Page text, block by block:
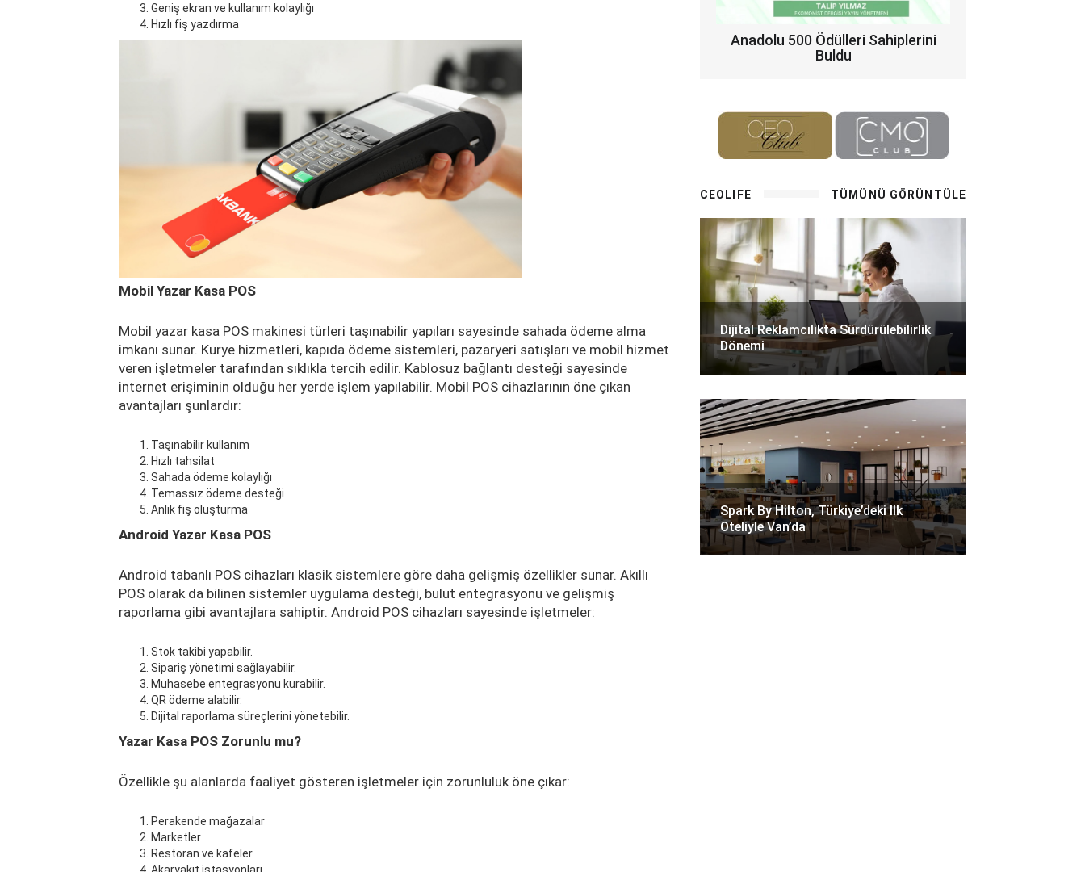
Geniş ekran ve kullanım kolaylığı
Hızlı fiş yazdırma
Mobil Yazar Kasa POS
Mobil yazar kasa POS makinesi türleri taşınabilir yapıları sayesinde sahada ödeme alma
imkanı sunar. Kurye hizmetleri, kapıda ödeme sistemleri, pazaryeri satışları ve mobil hizmet
veren işletmeler tarafından sıklıkla tercih edilir. Kablosuz bağlantı desteği sayesinde
internet erişiminin olduğu her yerde işlem yapılabilir. Mobil POS cihazlarının öne çıkan
avantajları şunlardır:
Taşınabilir kullanım
Hızlı tahsilat
Sahada ödeme kolaylığı
Temassız ödeme desteği
Anlık fiş oluşturma
Android Yazar Kasa POS
Android tabanlı POS cihazları klasik sistemlere göre daha gelişmiş özellikler sunar. Akıllı
POS olarak da bilinen sistemler uygulama desteği, bulut entegrasyonu ve gelişmiş
raporlama gibi avantajlara sahiptir. Android POS cihazları sayesinde işletmeler:
Stok takibi yapabilir.
Sipariş yönetimi sağlayabilir.
Muhasebe entegrasyonu kurabilir.
QR ödeme alabilir.
Dijital raporlama süreçlerini yönetebilir.
Yazar Kasa POS Zorunlu mu?
Özellikle şu alanlarda faaliyet gösteren işletmeler için zorunluluk öne çıkar:
Perakende mağazalar
Marketler
Restoran ve kafeler
Anadolu 500 Ödülleri Sahiplerini
Buldu
CEOLIFE TÜMÜNÜ GÖRÜNTÜLE
Dijital Reklamcılıkta Sürdürülebilirlik
Dönemi
Spark By Hilton, Türkiye’deki Ilk
Oteliyle Van’da